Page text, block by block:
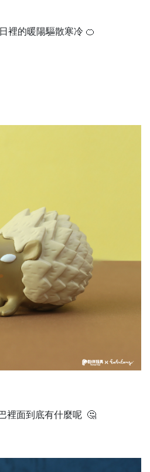
裡的暖陽驅散寒冷 🍊
裡面到底有什麼呢 🤔